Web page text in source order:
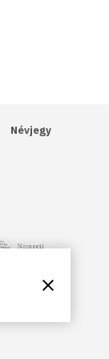
Névjegy
Bezárás